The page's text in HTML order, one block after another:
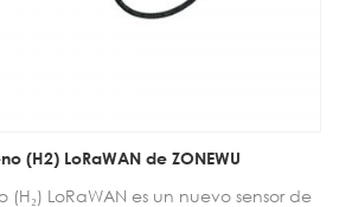
(H2) LoRaWAN de ZONEWU
(H₂) LoRaWAN es un nuevo sensor de